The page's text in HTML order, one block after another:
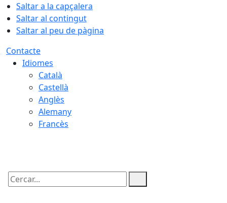
Saltar a la capçalera
Saltar al contingut
Saltar al peu de pàgina
Contacte
Idiomes
Català
Castellà
Anglès
Alemany
Francès
Cercar: